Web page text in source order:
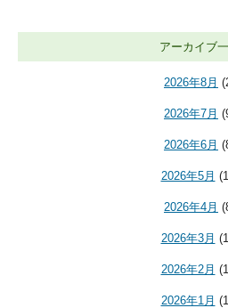
アーカイブ
2026年8月
2026年7月
2026年6月
2026年5月
2026年4月
2026年3月
2026年2月
2026年1月